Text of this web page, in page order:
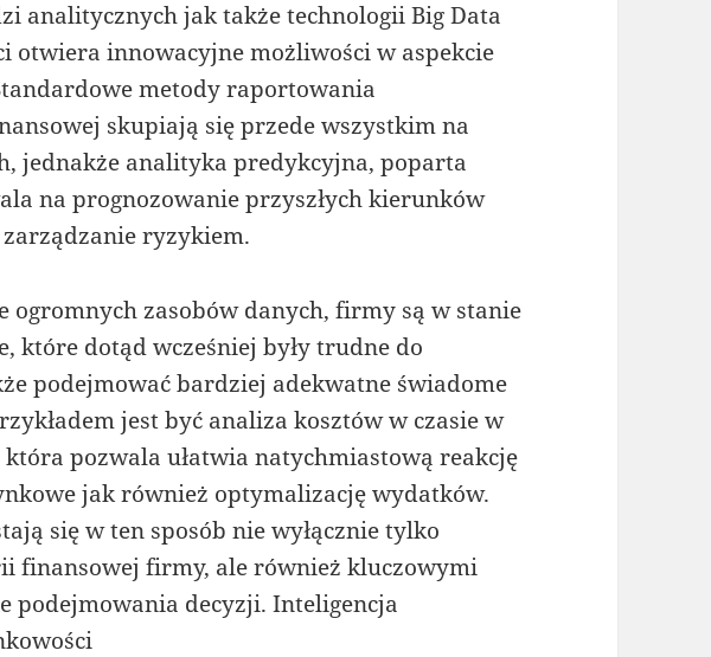
analitycznych jak także technologii Big Data
otwiera innowacyjne możliwości w aspekcie
metody raportowania
skupiają się przede wszystkim na
jednakże analityka predykcyjna, poparta
na prognozowanie przyszłych kierunków
ryzykiem.
ogromnych zasobów danych, firmy są w stanie
które dotąd wcześniej były trudne do
podejmować bardziej adekwatne świadome
jest być analiza kosztów w czasie w
pozwala ułatwia natychmiastową reakcję
jak również optymalizację wydatków.
się w ten sposób nie wyłącznie tylko
finansowej firmy, ale również kluczowymi
podejmowania decyzji. Inteligencja